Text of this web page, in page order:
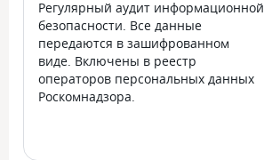
Регулярный аудит информационной
безопасности. Все данные
передаются в зашифрованном
виде. Включены в реестр
операторов персональных данных
Роскомнадзора.